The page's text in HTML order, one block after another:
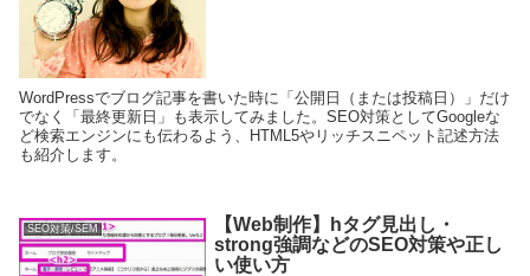
WordPressでブログ記事を書いた時に「公開日（または投稿日）」だけ
でなく「最終更新日」も表示してみました。SEO対策としてGoogleな
ど検索エンジンにも伝わるよう、HTML5やリッチスニペット記述方法
も紹介します。
SEO対策/SEM
【Web制作】hタグ見出し・
strong強調などのSEO対策や正し
い使い方